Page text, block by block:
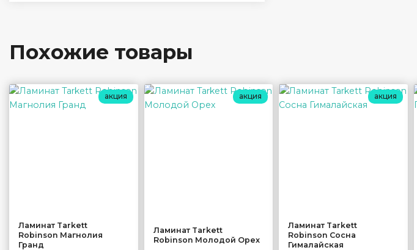
Похожие товары
акция
Ламинат Tarkett
Robinson Mагнолия
Гранд
акция
Ламинат Tarkett
Robinson Mолодой Орех
акция
Ламинат Tarkett
Robinson Сосна
Гималайская